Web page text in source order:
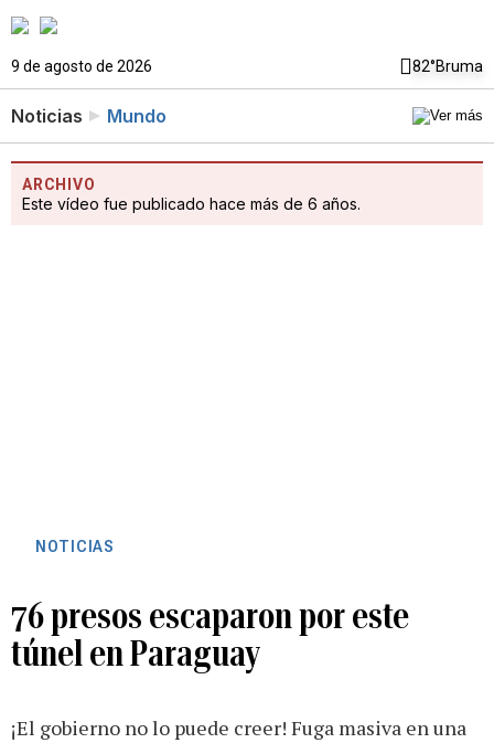
9 de agosto de 2026 82°Bruma
Noticias Mundo
ARCHIVO
Este vídeo fue publicado hace más de 6 años.
NOTICIAS
76 presos escaparon por este
túnel en Paraguay
¡El gobierno no lo puede creer! Fuga masiva en una